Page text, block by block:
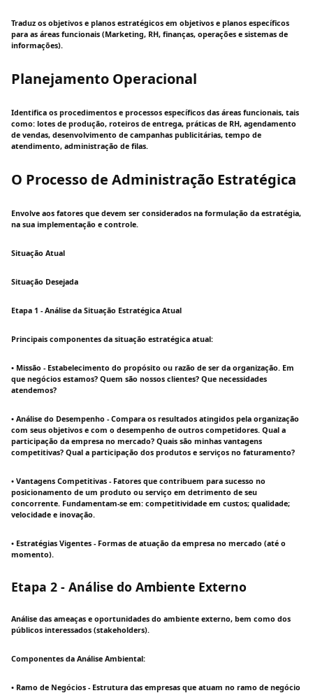
Traduz os objetivos e planos estratégicos em objetivos e planos específicos
para as áreas funcionais (Marketing, RH, finanças, operações e sistemas de
informações).
Planejamento Operacional
Identifica os procedimentos e processos específicos das áreas funcionais, tais
como: lotes de produção, roteiros de entrega, práticas de RH, agendamento
de vendas, desenvolvimento de campanhas publicitárias, tempo de
atendimento, administração de filas.
O Processo de Administração Estratégica
Envolve aos fatores que devem ser considerados na formulação da estratégia,
na sua implementação e controle.
Situação Atual
Situação Desejada
Etapa 1 - Análise da Situação Estratégica Atual
Principais componentes da situação estratégica atual:
• Missão - Estabelecimento do propósito ou razão de ser da organização. Em
que negócios estamos? Quem são nossos clientes? Que necessidades
atendemos?
• Análise do Desempenho - Compara os resultados atingidos pela organização
com seus objetivos e com o desempenho de outros competidores. Qual a
participação da empresa no mercado? Quais são minhas vantagens
competitivas? Qual a participação dos produtos e serviços no faturamento?
• Vantagens Competitivas - Fatores que contribuem para sucesso no
posicionamento de um produto ou serviço em detrimento de seu
concorrente. Fundamentam-se em: competitividade em custos; qualidade;
velocidade e inovação.
• Estratégias Vigentes - Formas de atuação da empresa no mercado (até o
momento).
Etapa 2 - Análise do Ambiente Externo
Análise das ameaças e oportunidades do ambiente externo, bem como dos
públicos interessados (stakeholders).
Componentes da Análise Ambiental:
• Ramo de Negócios - Estrutura das empresas que atuam no ramo de negócio